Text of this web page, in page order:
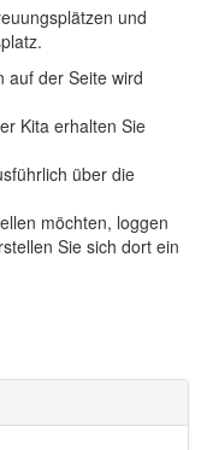
und
auf der Seite wird
Kita erhalten Sie
über die
möchten, loggen
Sie sich dort ein